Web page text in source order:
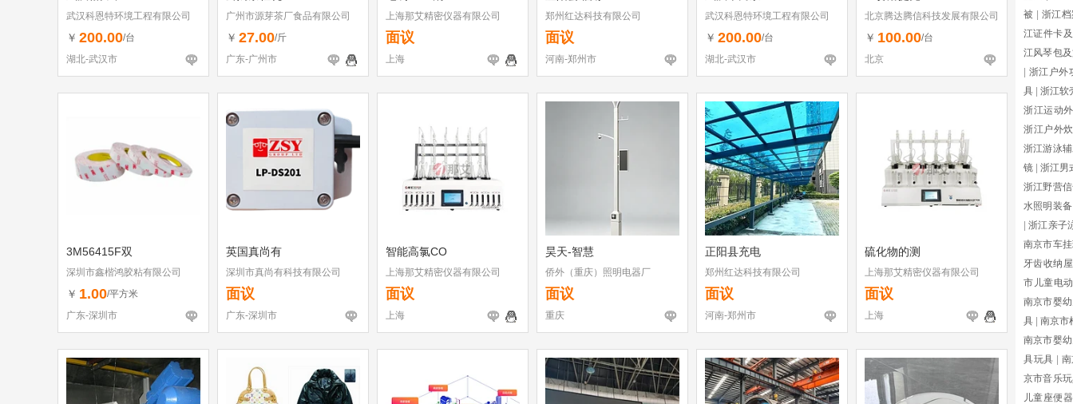
武汉科恩特环境工程有限公司
￥ 200.00/台
湖北-武汉市
广州市源芽茶厂食品有限公司
￥ 27.00/斤
广东-广州市
上海那艾精密仪器有限公司
面议
上海
郑州红达科技有限公司
面议
河南-郑州市
武汉科恩特环境工程有限公司
￥ 200.00/台
湖北-武汉市
北京腾达腾信科技发展有限公司
￥ 100.00/台
北京
3M56415F双
深圳市鑫楷鸿胶粘有限公司
￥ 1.00/平方米
广东-深圳市
英国真尚有
深圳市真尚有科技有限公司
面议
广东-深圳市
智能高氯CO
上海那艾精密仪器有限公司
面议
上海
昊天-智慧
侨外（重庆）照明电器厂
面议
重庆
正阳县充电
郑州红达科技有限公司
面议
河南-郑州市
硫化物的测
上海那艾精密仪器有限公司
面议
上海
被
浙江
江证件卡
江风琴包
浙江户外
具
浙江软
浙江运动
浙江户外
浙江游泳
镜
浙江男
浙江野营
水照明装备
浙江亲子
南京市车
牙齿收纳屋
市儿童电
南京市婴
具
南京市
南京市婴
具玩具
京市音乐
儿童座便器